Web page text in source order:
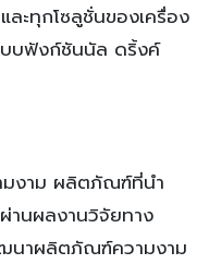
ละทุกโซลูชั่นของเครื่อง
บบฟังก์ชันนัล ดริ้งค์
มงาม ผลิตภัณฑ์ที่นำ
นผลงานวิจัยทาง
ฒนาผลิตภัณฑ์ความงาม